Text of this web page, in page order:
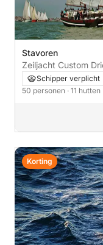
Stavoren
Zeiljacht Custom
Desperandum 35m
Schipper verplicht
50 personen · 11 hutten
Korting